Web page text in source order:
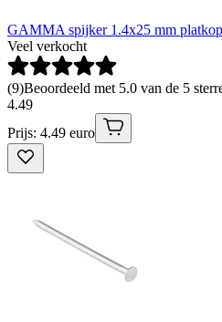
GAMMA spijker 1.4x25 mm
Veel verkocht
(9)Beoordeeld met 5.0 van de 5
4.49
Prijs: 4.49 euro